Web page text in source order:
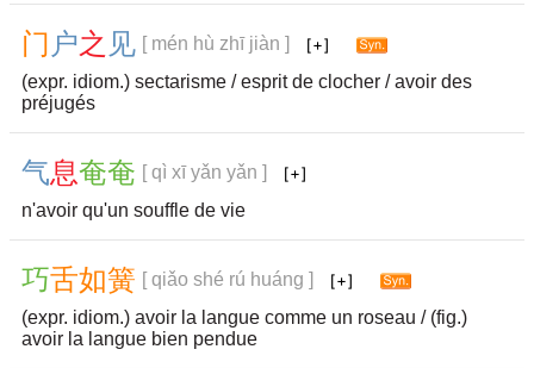
门 户之 见 [ mén hù zhī jiàn ]
(expr. idiom.) sectarisme / esprit de clocher / avoir des
préjugés
气息奄奄 [ qì xī yǎn yǎn ]
n'avoir qu'un souffle de vie
巧舌如簧 [ qiǎo shé rú huáng ]
(expr. idiom.) avoir la langue comme un roseau / (fig.)
avoir la langue bien pendue